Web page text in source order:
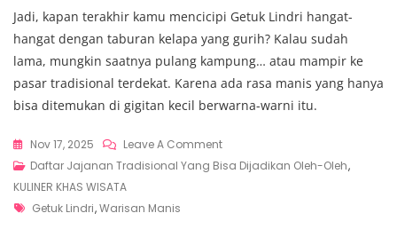
Jadi, kapan terakhir kamu mencicipi Getuk Lindri hangat-
hangat dengan taburan kelapa yang gurih? Kalau sudah
lama, mungkin saatnya pulang kampung… atau mampir ke
pasar tradisional terdekat. Karena ada rasa manis yang hanya
bisa ditemukan di gigitan kecil berwarna-warni itu.
Nov 17, 2025 Leave A CommentOn
Getuk
Daftar Jajanan Tradisional Yang Bisa Dijadikan Oleh-Oleh,
KULINER KHAS WISATA
Tags
Getuk Lindri,Warisan Manis